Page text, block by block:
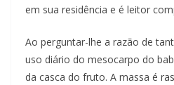
em sua residência e é leitor
Ao perguntar-lhe a razão de
uso diário do mesocarpo do
da casca do fruto. A massa é